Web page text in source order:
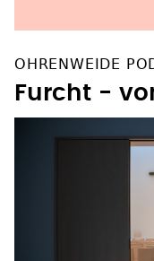
OHRENWEIDE
Furcht -